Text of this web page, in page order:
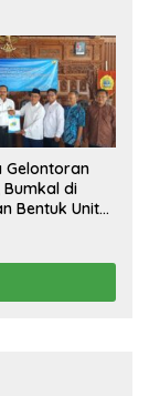
Gelontoran
Bumkal di
Bentuk Unit